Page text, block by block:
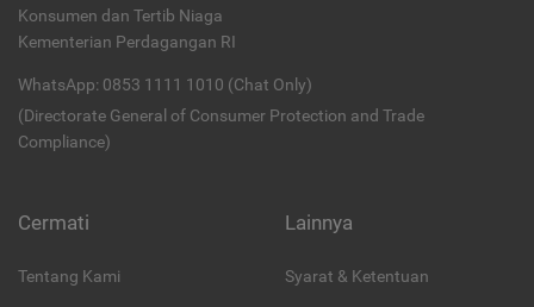
Konsumen dan Tertib Niaga
Kementerian Perdagangan RI
WhatsApp: 0853 1111 1010 (Chat Only)
(Directorate General of Consumer Protection and Trade
Compliance)
Cermati
Tentang Kami
Lainnya
Syarat & Ketentuan